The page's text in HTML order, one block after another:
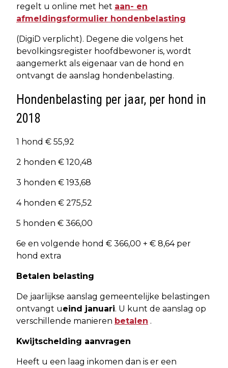
regelt u online met het aan- en
afmeldingsformulier hondenbelasting
(DigiD verplicht). Degene die volgens het
bevolkingsregister hoofdbewoner is, wordt
aangemerkt als eigenaar van de hond en
ontvangt de aanslag hondenbelasting.
Hondenbelasting per jaar, per hond in
2018
1 hond € 55,92
2 honden € 120,48
3 honden € 193,68
4 honden € 275,52
5 honden € 366,00
6e en volgende hond € 366,00 + € 8,64 per
hond extra
Betalen belasting
De jaarlijkse aanslag gemeentelijke belastingen
ontvangt ueind januari. U kunt de aanslag op
verschillende manieren betalen .
Kwijtschelding aanvragen
Heeft u een laag inkomen dan is er een